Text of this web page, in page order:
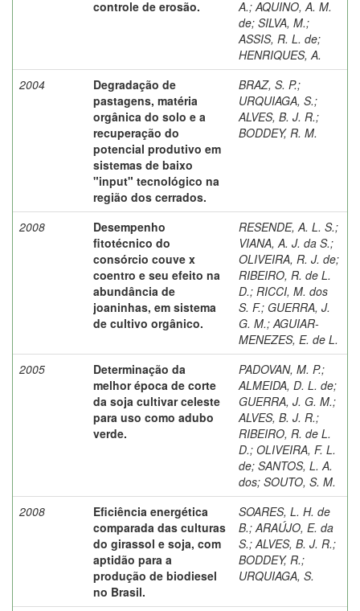
controle de erosão.
A.; AQUINO, A. M.
de; SILVA, M.;
ASSIS, R. L. de;
HENRIQUES, A.
2004
Degradação de
pastagens, matéria
orgânica do solo e a
recuperação do
potencial produtivo em
sistemas de baixo
"input" tecnológico na
região dos cerrados.
BRAZ, S. P.;
URQUIAGA, S.;
ALVES, B. J. R.;
BODDEY, R. M.
2008
Desempenho
fitotécnico do
consórcio couve x
coentro e seu efeito na
abundância de
joaninhas, em sistema
de cultivo orgânico.
RESENDE, A. L. S.;
VIANA, A. J. da S.;
OLIVEIRA, R. J. de;
RIBEIRO, R. de L.
D.; RICCI, M. dos
S. F.; GUERRA, J.
G. M.; AGUIAR-
MENEZES, E. de L.
2005
Determinação da
melhor época de corte
da soja cultivar celeste
para uso como adubo
verde.
PADOVAN, M. P.;
ALMEIDA, D. L. de;
GUERRA, J. G. M.;
ALVES, B. J. R.;
RIBEIRO, R. de L.
D.; OLIVEIRA, F. L.
de; SANTOS, L. A.
dos; SOUTO, S. M.
2008
Eficiência energética
comparada das culturas
do girassol e soja, com
aptidão para a
produção de biodiesel
no Brasil.
SOARES, L. H. de
B.; ARAÚJO, E. da
S.; ALVES, B. J. R.;
BODDEY, R.;
URQUIAGA, S.